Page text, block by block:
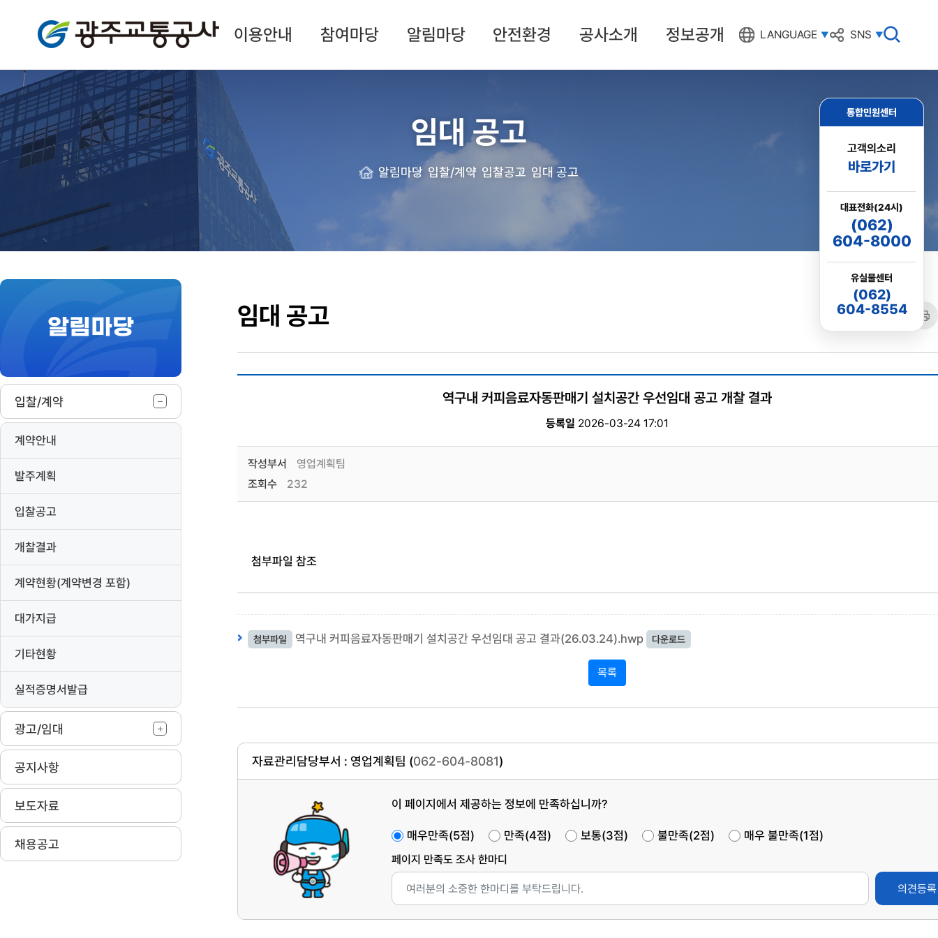
광주교통공사
이용안내 참여마당 알림마당 안전환경 공사소개 정보공개 LANGUAGE SNS
검
색
열
통합민원센터
고객의소리
바로가기
대표전화(24시)
(062)
604-8000
유실물센터
(062)
604-8554
임대 공고
알림마당 입찰/계약 입찰공고 임대 공고
공유
링크
프린
트
알림마당
입찰/계약
계약안내
발주계획
입찰공고
개찰결과
계약현황(계약변경 포함)
대가지급
기타현황
실적증명서발급
광고/임대
공지사항
보도자료
채용공고
본
임대 공고
역구내 커피음료자동판매기 설치공간 우선임대 공고 개찰 결과
등록일 2026-03-24 17:01
작성부서
영업계획팀
조회수
232
첨부파일 참조
첨부파일 역구내 커피음료자동판매기 설치공간 우선임대 공고 결과(26.03.24).hwp 다운로드
목록
자료관리담당부서 : 영업계획팀 (062-604-8081)
이 페이지에서 제공하는 정보에 만족하십니까?
매우만족(5점) 만족(4점) 보통(3점) 불만족(2점) 매우 불만족(1점)
페이지 만족도 조사 한마디
의견등록